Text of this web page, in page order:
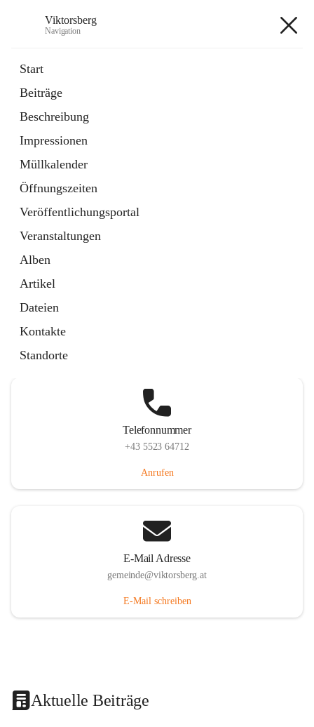
Viktorsberg
Navigation
Start
Beiträge
Beschreibung
Impressionen
Müllkalender
Öffnungszeiten
Veröffentlichungsportal
Veranstaltungen
Alben
Artikel
Dateien
Kontakte
Standorte
1 Schnellzugriff
Bürgerservice
10 Schnellzugriffe
Telefonnummer
+43 5523 64712
Anrufen
E-Mail Adresse
gemeinde@viktorsberg.at
E-Mail schreiben
Aktuelle Beiträge